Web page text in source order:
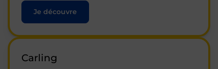
Je découvre
Carling